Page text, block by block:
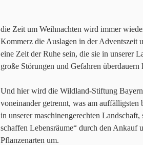
die Zeit um Weihnachten wird immer
Kommerz die Auslagen in der Adventszeit
eine Zeit der Ruhe sein, die sie in unserer
große Störungen und Gefahren überdauern
Und hier wird die Wildland-Stiftung
voneinander getrennt, was am
in unserer maschinengerechten
schaffen Lebensräume“ durch den
Pflanzenarten um.